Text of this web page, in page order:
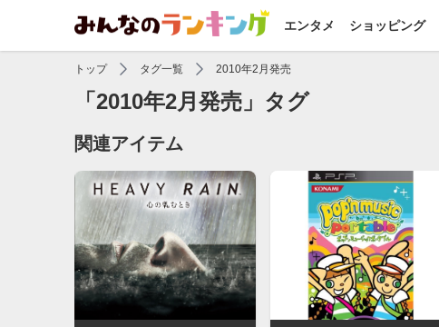
エンタメ ショッピング
トップ タグ一覧 2010年2月発売
「2010年2月発売」タグ
関連アイテム